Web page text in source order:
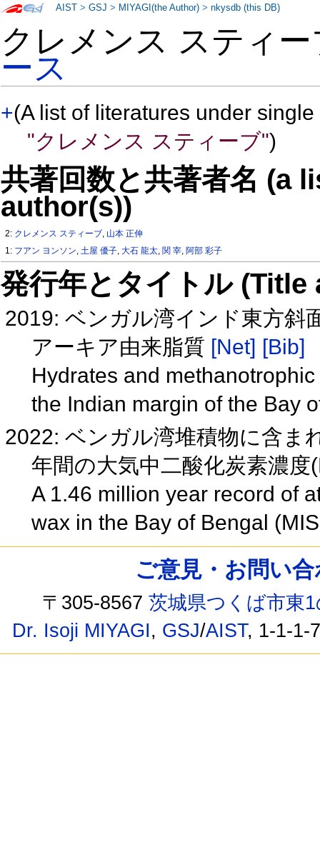
クレメンス スティ
ース
+(A list of literatures under
"クレメンス スティーブ")
共著回数と共著者名 (a
author(s))
2: クレメンス スティーブ, 山本 正伸
1: フアン ヨンソン,土屋 優子,大石 龍太, 関 宰, 阿部 彩子
発行年とタイトル
2019: ベンガル湾インド東方斜
アーキア由来脂質 [Net] [Bib]
Hydrates and
the Indian margin of the Bay
2022: ベンガル湾堆積物に含ま
年間の大気中二酸化炭素濃
A 1.46 million year record of
wax in the Bay of Bengal
AIST >GSJ > MIYAGI(the Author) >nkysdb (this DB)
ご意見・お問い
〒305-8567茨城県つくば市東
Dr. Isoji MIYAGI, GSJ/AIST, 1-1-1-